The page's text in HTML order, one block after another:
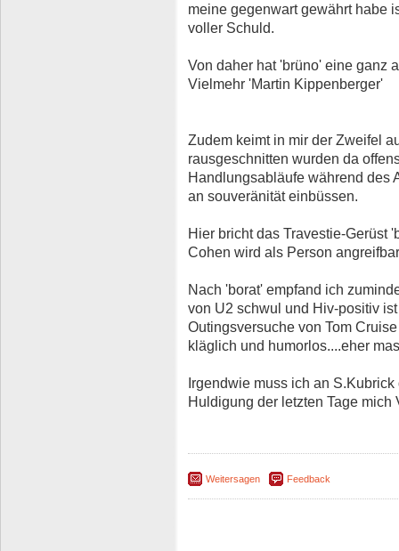
meine gegenwart gewährt habe
voller Schuld.
Von daher hat 'brüno' eine ganz
Vielmehr 'Martin Kippenberger'
Zudem keimt in mir der Zweifel
rausgeschnitten wurden da
Handlungsabläufe während des
an souveränität einbüssen.
Hier bricht das Travestie-Gerüst
Cohen wird als Person
Nach 'borat' empfand ich
von U2 schwul und Hiv-positiv
Outingsversuche von Tom
kläglich und humorlos....eher
Irgendwie muss ich an
Huldigung der letzten Tage mich
Weitersagen Feedback